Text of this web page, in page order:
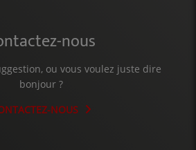
nous
ou vous voulez juste dire
bonjour ?
NOUS